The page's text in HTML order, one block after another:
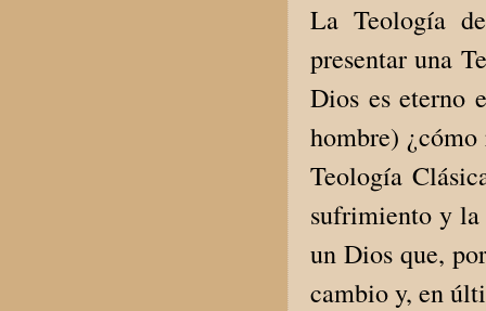
La Teología
presentar una
Dios es eterno
hombre) ¿cómo
Teología
sufrimiento y la
un Dios que,
cambio y, en